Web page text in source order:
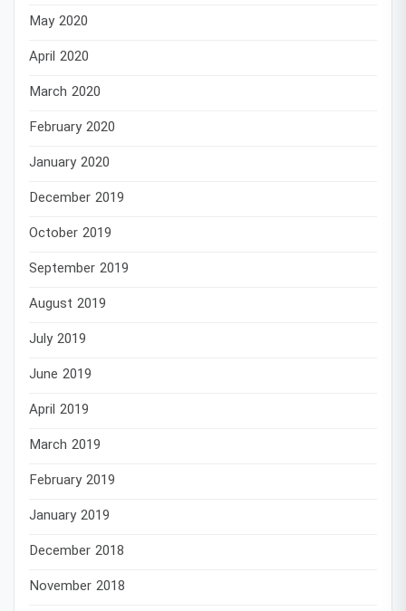
May 2020
April 2020
March 2020
February 2020
January 2020
December 2019
October 2019
September 2019
August 2019
July 2019
June 2019
April 2019
March 2019
February 2019
January 2019
December 2018
November 2018